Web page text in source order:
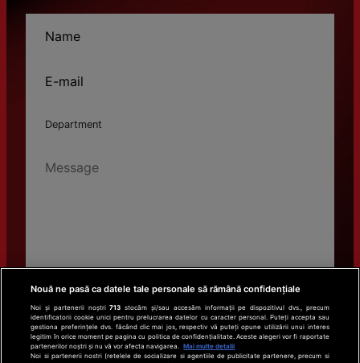
I consent to the conditionsandCookies Policy
Nouă ne pasă ca datele tale personale să rămână confidențiale
Noi și partenerii noștri713 stocăm și/sau accesăm informații pe dispozitivul dvs., precum
identificatorii cookie unici pentru prelucrarea datelor cu caracter personal. Puteți accepta sau
gestiona preferințele dvs. făcând clic mai jos, respectiv vă puteți opune utilizării unui interes
legitim în orice moment pe pagina cu politica de confidențialitate. Aceste alegeri vor fi raportate
partenerilor noștri și nu vă vor afecta navigarea. Mai multe detalii
Noi si partenerii nostri (retelele de socializare si agentiile de publicitate partenere, precum si